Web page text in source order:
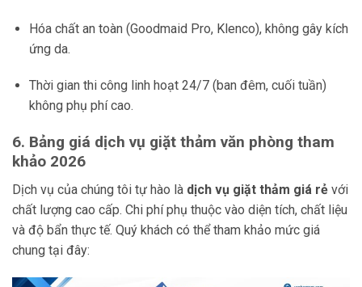
Hóa chất an toàn (Goodmaid Pro, Klenco), không gây kích
ứng da.
Thời gian thi công linh hoạt 24/7 (ban đêm, cuối tuần)
không phụ phí cao.
6. Bảng giá dịch vụ giặt thảm văn phòng tham
khảo 2026
Dịch vụ của chúng tôi tự hào là dịch vụ giặt thảm giá rẻ với
chất lượng cao cấp. Chi phí phụ thuộc vào diện tích, chất liệu
và độ bẩn thực tế. Quý khách có thể tham khảo mức giá
chung tại đây: